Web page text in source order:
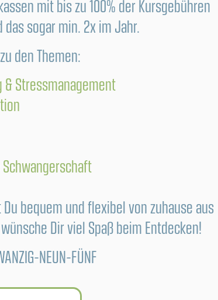
mit bis zu 100% der Kursgebühren
das sogar min. 2x im Jahr.
den Themen:
& Stressmanagement
bequem und flexibel von zuhause aus
Dir viel Spaß beim Entdecken!
NEUN-FÜNF